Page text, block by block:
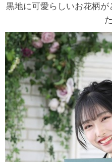
黒地に可愛らしいお花柄